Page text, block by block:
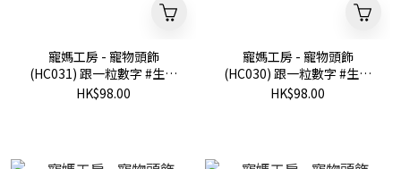
寵媽工房 - 寵物頭飾
(HC031) 跟一粒數字 #生日
帽
HK$98.00
寵媽工房 - 寵物頭飾
(HC030) 跟一粒數字 #生日
帽
HK$98.00